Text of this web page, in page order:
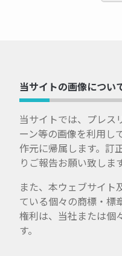
当サイトの画像につい
当サイトでは、プレス
ーン等の画像を利用し
作元に帰属します。訂
りご報告お願い致します
また、本ウェブサイト
ている個々の商標・標
権利は、当社または個
す。